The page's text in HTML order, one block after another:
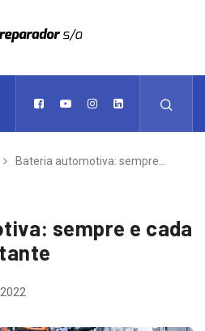
Bateria automotiva: sempre…
sempre e cada